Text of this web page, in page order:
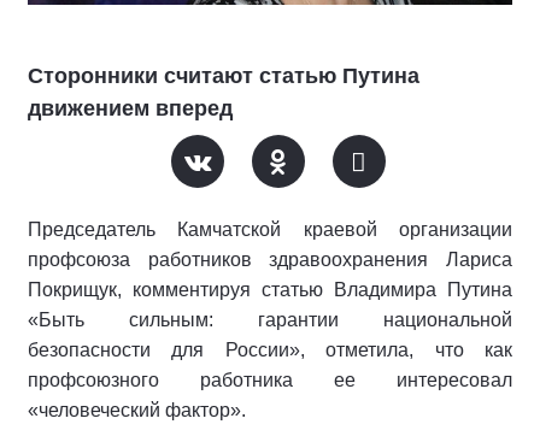
Сторонники считают статью Путина
движением вперед
Председатель Камчатской краевой организации
профсоюза работников здравоохранения Лариса
Покрищук, комментируя статью Владимира Путина
«Быть сильным: гарантии национальной
безопасности для России», отметила, что как
профсоюзного работника ее интересовал
«человеческий фактор».